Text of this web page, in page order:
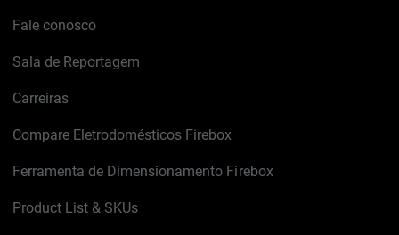
Fale conosco
Sala de Reportagem
Carreiras
Compare Eletrodomésticos Firebox
Ferramenta de Dimensionamento Firebox
Product List & SKUs